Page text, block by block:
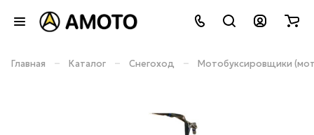
Главная – Каталог – Снегоход – Мотобуксировщики